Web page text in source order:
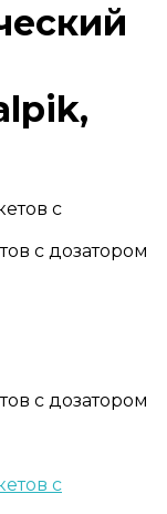
с дозатором
с дозатором